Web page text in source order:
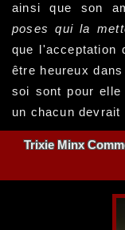
ainsi que son
poses qui la
que l'acceptation
être heureux
soi sont pour
un chacun devrait
Trixie Minx